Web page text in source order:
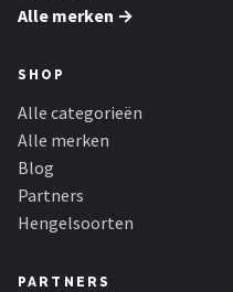
Alle merken →
Alle merken →
SHOP
Alle categorieën
Alle merken
Blog
Partners
Hengelsoorten
PARTNERS